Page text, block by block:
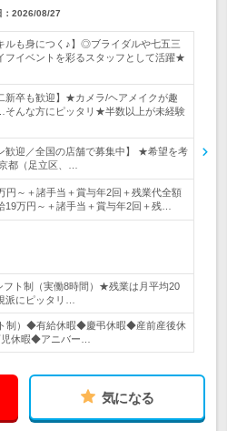
2026/08/27
ルも身につく♪】◎ブライダルや七五三
フイベントを彩るスタッフとして活躍★
新卒も歓迎】★カメラ/ヘアメイクが趣
そんな方にピッタリ★半数以上が未経験
歓迎／全国の店舗で募集中】 ★希望を考
都（足立区、…
円～＋諸手当＋賞与年2回＋残業代全額
19万円～＋諸手当＋賞与年2回＋残…
フト制（実働8時間）★残業は月平均20
派にピッタリ…
制）◆有給休暇◆慶弔休暇◆産前産後休
休暇◆アニバー…
気になる